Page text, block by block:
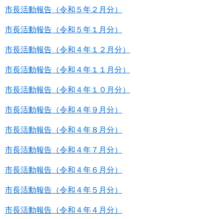
市長活動報告（令和５年２月分）
市長活動報告（令和５年１月分）
市長活動報告（令和４年１２月分）
市長活動報告（令和４年１１月分）
市長活動報告（令和４年１０月分）
市長活動報告（令和４年９月分）
市長活動報告（令和４年８月分）
市長活動報告（令和４年７月分）
市長活動報告（令和４年６月分）
市長活動報告（令和４年５月分）
市長活動報告（令和４年４月分）